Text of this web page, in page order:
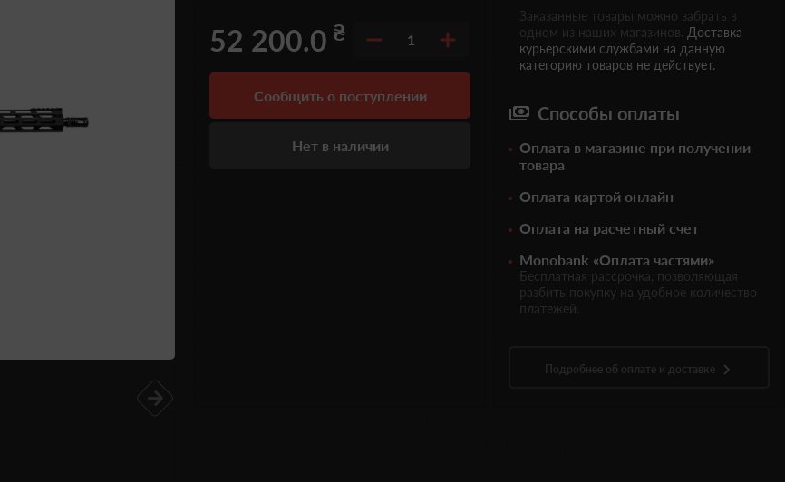
52 200.0 ₴ 1
Сообщить о поступлении
Нет в наличии
Заказанные товары можно забрать в
одном из наших магазинов. Доставка
курьерскими службами на данную
категорию товаров не действует.
Способы оплаты
Оплата в магазине при получении
товара
Оплата картой онлайн
Оплата на расчетный счет
Monobank «Оплата частями»
Бесплатная рассрочка, позволяющая
разбить покупку на удобное количество
платежей.
Подробнее об оплате и доставке